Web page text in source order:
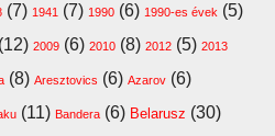
(7) 1941 (7) 1990 (6) 1990-es évek (5)
(12) 2009 (6) 2010 (8) 2012 (5) 2013
(8) Aresztovics (6) Azarov (6)
(11) Bandera (6) Belarusz (30)